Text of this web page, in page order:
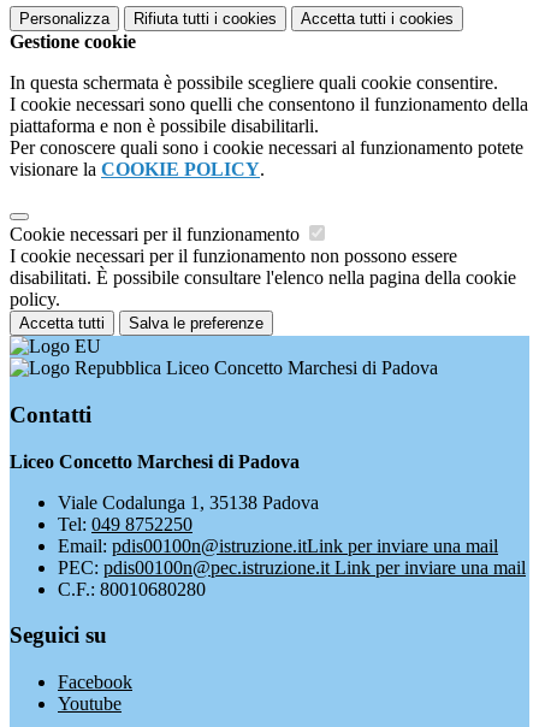
Personalizza Rifiuta tutti i cookies Accetta tutti i cookies
Gestione cookie
In questa schermata è possibile scegliere quali cookie consentire.
I cookie necessari sono quelli che consentono il funzionamento della
piattaforma e non è possibile disabilitarli.
Per conoscere quali sono i cookie necessari al funzionamento potete
visionare la COOKIE POLICY.
Cookie necessari per il funzionamento
I cookie necessari per il funzionamento non possono essere
disabilitati. È possibile consultare l'elenco nella pagina della cookie
policy.
Accetta tutti Salva le preferenze
Liceo Concetto Marchesi di Padova
Contatti
Liceo Concetto Marchesi di Padova
Viale Codalunga 1, 35138 Padova
Tel: 049 8752250
Email: pdis00100n@istruzione.itLink per inviare una mail
PEC: pdis00100n@pec.istruzione.it Link per inviare una mail
C.F.: 80010680280
Seguici su
Facebook
Youtube